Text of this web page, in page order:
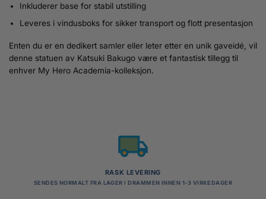
Inkluderer base for stabil utstilling
Leveres i vindusboks for sikker transport og flott presentasjon
Enten du er en dedikert samler eller leter etter en unik gaveidé, vil
denne statuen av Katsuki Bakugo være et fantastisk tillegg til
enhver My Hero Academia-kolleksjon.
RASK LEVERING
SENDES NORMALT FRA LAGER I DRAMMEN INNEN 1-3 VIRKEDAGER